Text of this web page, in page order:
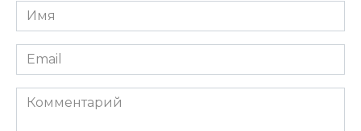
Имя
*
Email
*
Комментарий